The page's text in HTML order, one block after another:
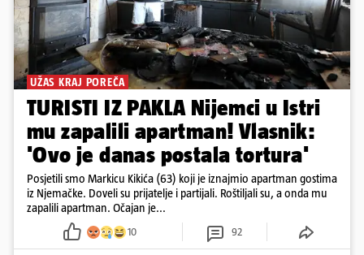
UŽAS KRAJ POREČA
TURISTI IZ PAKLA Nijemci u Istri
mu zapalili apartman! Vlasnik:
'Ovo je danas postala tortura'
Posjetili smo Markicu Kikića (63) koji je iznajmio apartman gostima
iz Njemačke. Doveli su prijatelje i partijali. Roštiljali su, a onda mu
zapalili apartman. Očajan je...
10 92